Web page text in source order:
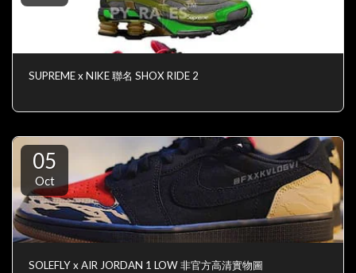
SUPREME x NIKE 聯名 SHOX RIDE 2
05
Oct
SOLEFLY x AIR JORDAN 1 LOW 非官方高清實物圖